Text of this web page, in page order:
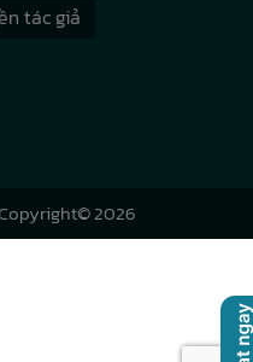
tác giả
Copyright© 2026